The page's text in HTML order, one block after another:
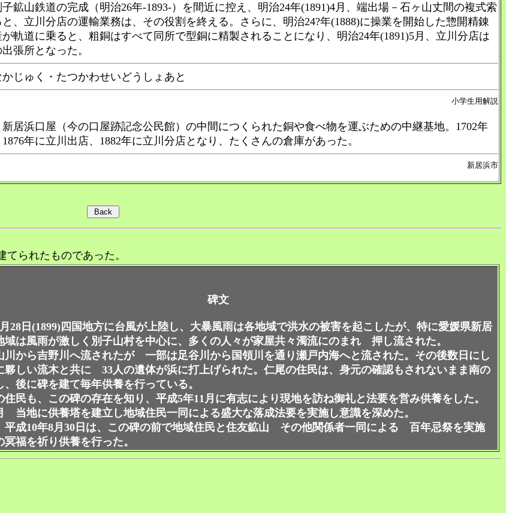
鉱山鉄道の完成（明治26年-1893-）を間近に控え、明治24年(1891)4月、端出場－石ヶ山丈間の複式索
、立川分店の運輸業務は、その役割を終える。さらに、明治24?年(1888)に操業を開始した惣開精錬
軌道に乗ると、粗銅はすべて同所で型銅に精製されることになり、明治24年(1891)5月、立川分店は
張所となった。
じゅく・たつかわせいどうしょあと
小学生用解説
居浜口屋（今の口屋跡記念公民館）の中間につくられた銅や食べ物を運ぶための中継基地。1702年
年に立川出店、1882年に立川分店となり、たくさんの倉庫があった。
新居浜市
られたものであった。
碑文
28日(1899)四国地方に台風が上陸し、大暴風雨は各地域で洪水の被害を起こしたが、特に愛媛県新居
は風雨が激しく別子山村を中心に、多くの人々が家屋共々濁流にのまれ 押し流された。
から吉野川へ流されたが 一部は足谷川から国領川を通り瀬戸内海へと流された。その後数日にし
しい流木と共に 33人の遺体が浜に打上げられた。仁尾の住民は、身元の確認もされないまま南の
後に碑を建て毎年供養を行っている。
民も、この碑の存在を知り、平成5年11月に有志により現地を訪ね御礼と法要を営み供養をした。
当地に供養塔を建立し地域住民一同による盛大な落成法要を実施し意識を深めた。
成10年8月30日は、この碑の前で地域住民と住友鉱山 その他関係者一同による 百年忌祭を実施
冥福を祈り供養を行った。